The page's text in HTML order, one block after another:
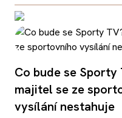
Co bude se Sporty
majitel se ze
vysílání nestahuje